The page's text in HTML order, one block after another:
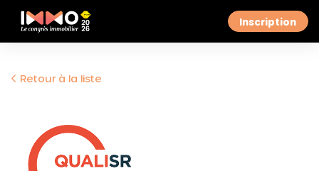
Inscription
Retour à la liste